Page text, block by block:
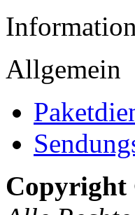
Allgemein
Copyright